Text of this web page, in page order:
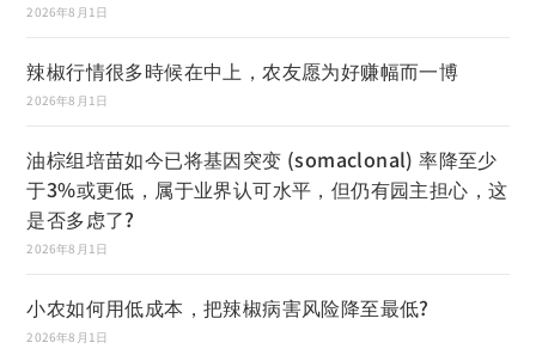
2026年8月1日
辣椒行情很多時候在中上，农友愿为好赚幅而一博
2026年8月1日
油棕组培苗如今已将基因突变 (somaclonal) 率降至少
于3%或更低，属于业界认可水平，但仍有园主担心，这
是否多虑了?
2026年8月1日
小农如何用低成本，把辣椒病害风险降至最低?
2026年8月1日